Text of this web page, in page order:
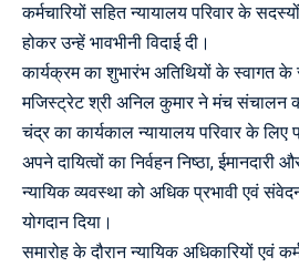
कर्मचारियों सहित न्यायालय परिवार के
होकर उन्हें भावभीनी विदाई दी।
कार्यक्रम का शुभारंभ अतिथियों के स्वागत
मजिस्ट्रेट श्री अनिल कुमार ने मंच संचालन
चंद्र का कार्यकाल न्यायालय परिवार के लिए
अपने दायित्वों का निर्वहन निष्ठा,
न्यायिक व्यवस्था को अधिक प्रभावी एवं
योगदान दिया।
समारोह के दौरान न्यायिक अधिकारियों एवं